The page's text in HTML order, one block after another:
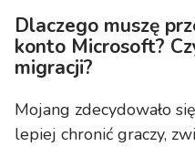
Dlaczego muszę
konto Microsoft?
migracji?
Mojang zdecydowało
lepiej chronić graczy,